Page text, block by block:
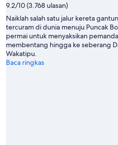
9.2/10 (3.768 ulasan)
Naiklah salah satu jalur kereta
tercuram di dunia menuju Puncak
permai untuk menyaksikan
membentang hingga ke seberang
Wakatipu.
Baca ringkas